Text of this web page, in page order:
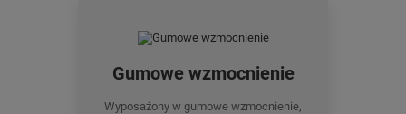
Gumowe wzmocnienie
Wyposażony w gumowe wzmocnienie,